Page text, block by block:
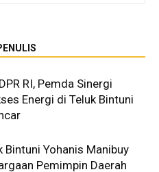
RI, Pemda Sinergi
Energi di Teluk Bintuni
Bintuni Yohanis Manibuy
Pemimpin Daerah